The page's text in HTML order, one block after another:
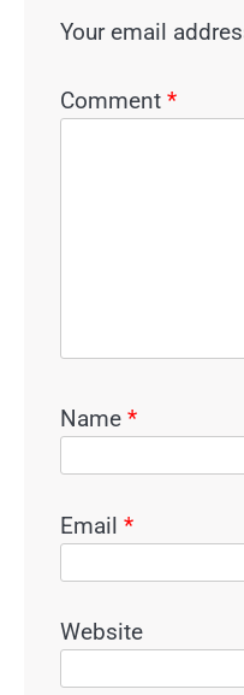
Your email
Comment *
Name *
Email *
Website